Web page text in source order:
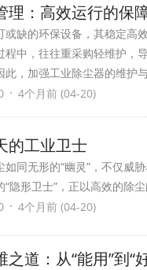
理：高效运行的保
缺的环保设备，其稳定高
中，往往重采购轻维护，
，加强工业除尘器的维护
· 4个月前 (04-20)
的工业卫士
同无形的“幽灵”，不仅威
隐形卫士”，正以高效的除
· 4个月前 (04-20)
道：从“能用”到“